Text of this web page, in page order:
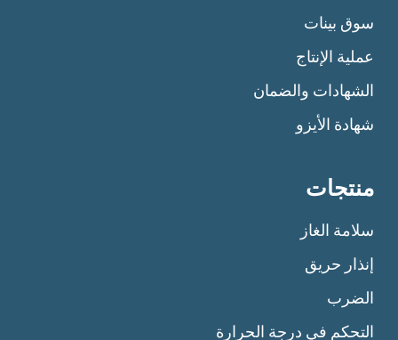
سوق بينات
عملية الإنتاج
الشهادات والضمان
شهادة الأيزو
منتجات
سلامة الغاز
إنذار حريق
الضرب
التحكم في درجة الحرارة